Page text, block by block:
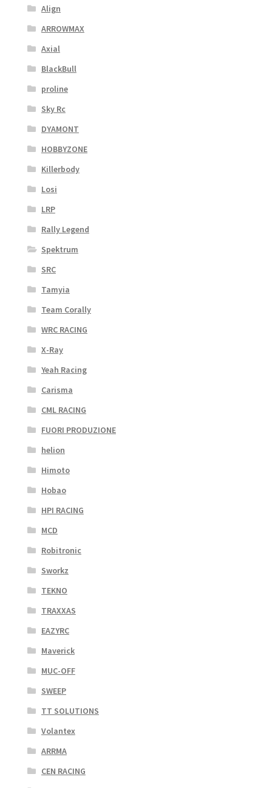
Align
ARROWMAX
Axial
BlackBull
proline
Sky Rc
DYAMONT
HOBBYZONE
Killerbody
Losi
LRP
Rally Legend
Spektrum
SRC
Tamyia
Team Corally
WRC RACING
X-Ray
Yeah Racing
Carisma
CML RACING
FUORI PRODUZIONE
helion
Himoto
Hobao
HPI RACING
MCD
Robitronic
Sworkz
TEKNO
TRAXXAS
EAZYRC
Maverick
MUC-OFF
SWEEP
TT SOLUTIONS
Volantex
ARRMA
CEN RACING